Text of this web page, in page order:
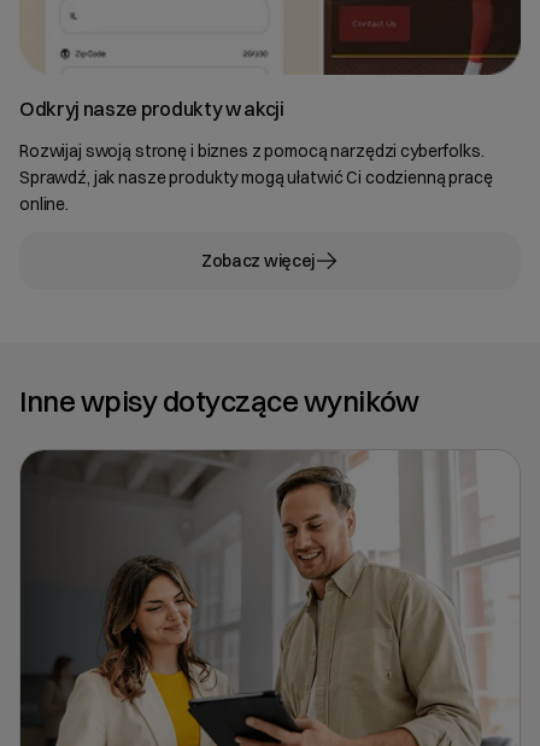
Odkryj nasze produkty w akcji
Rozwijaj swoją stronę i biznes z pomocą narzędzi cyberfolks.
Sprawdź, jak nasze produkty mogą ułatwić Ci codzienną pracę
online.
Zobacz więcej
Inne wpisy dotyczące wyników